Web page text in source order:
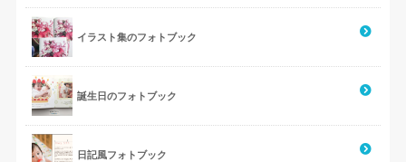
イラスト集のフォトブック
誕生日のフォトブック
日記風フォトブック